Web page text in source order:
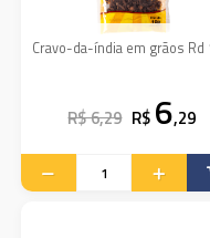
Cravo-da-índia em grãos Rd
R$ 6,29 R$ 6,29